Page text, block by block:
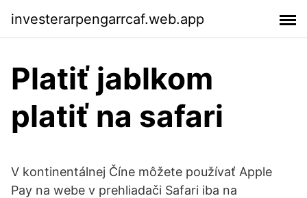
investerarpengarrcaf.web.app
Platiť jablkom
platiť na safari
V kontinentálnej Číne môžete používať Apple
Pay na webe v prehliadači Safari iba na